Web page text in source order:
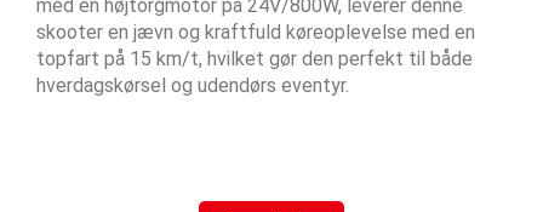
med en højtorgmotor på 24V/800W, leverer denne
skooter en jævn og kraftfuld køreoplevelse med en
topfart på 15 km/t, hvilket gør den perfekt til både
hverdagskørsel og udendørs eventyr.